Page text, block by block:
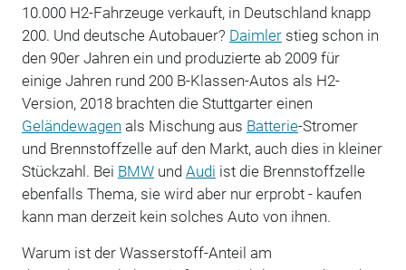
10.000 H2-Fahrzeuge verkauft, in Deutschland knapp
200. Und deutsche Autobauer? Daimlerstieg schon in
den 90er Jahren ein und produzierte ab 2009 für
einige Jahren rund 200 B-Klassen-Autos als H2-
Version, 2018 brachten die Stuttgarter einen
Geländewagen als Mischung aus Batterie-Stromer
und Brennstoffzelle auf den Markt, auch dies in kleiner
Stückzahl. Bei BMWund Audi ist die Brennstoffzelle
ebenfalls Thema, sie wird aber nur erprobt - kaufen
kann man derzeit kein solches Auto von ihnen.
Warum ist der Wasserstoff-Anteil am